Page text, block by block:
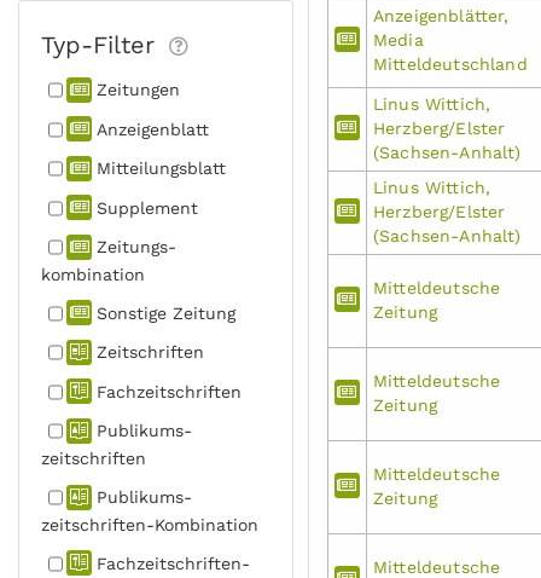
Typ-Filter
Zeitungen
Anzeigen­blatt
Mitteilungs­blatt
Supplement
Zeitungs­
kombination
Sonstige Zeitung
Zeitschriften
Fachzeit­schriften
Publikums­
zeitschriften
Publikums­
zeitschriften-Kombination
Fachzeit­schriften-
Anzeigenblätter,
Media
Mitteldeutschland
Linus Wittich,
Herzberg/Elster
(Sachsen-Anhalt)
Linus Wittich,
Herzberg/Elster
(Sachsen-Anhalt)
Mitteldeutsche
Zeitung
Mitteldeutsche
Zeitung
Mitteldeutsche
Zeitung
Mitteldeutsche